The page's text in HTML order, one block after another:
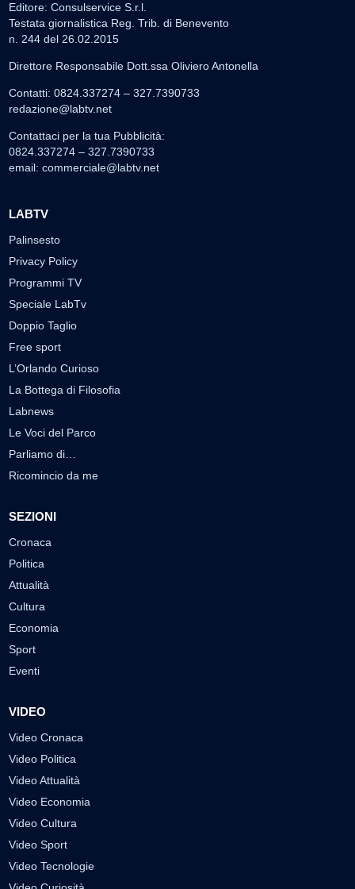
Editore: Consulservice S.r.l.
Testata giornalistica Reg. Trib. di Benevento
n. 244 del 26.02.2015
Direttore Responsabile Dott.ssa Oliviero Antonella
Contatti: 0824.337274 – 327.7390733
redazione@labtv.net
Contattaci per la tua Pubblicità:
0824.337274 – 327.7390733
email: commerciale@labtv.net
LABTV
Palinsesto
Privacy Policy
Programmi TV
Speciale LabTv
Doppio Taglio
Free sport
L’Orlando Curioso
La Bottega di Filosofia
Labnews
Le Voci del Parco
Parliamo di…
Ricomincio da me
SEZIONI
Cronaca
Politica
Attualità
Cultura
Economia
Sport
Eventi
VIDEO
Video Cronaca
Video Politica
Video Attualità
Video Economia
Video Cultura
Video Sport
Video Tecnologie